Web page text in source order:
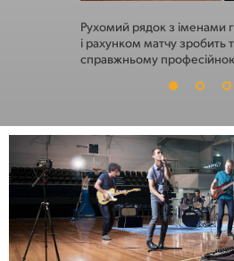
Рухомий рядок з іменами
і рахунком матчу зробить
справжньому